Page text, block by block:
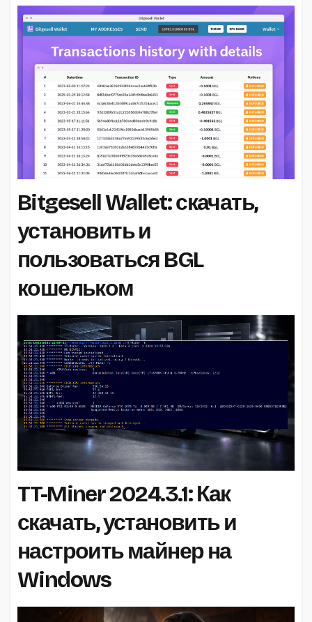
Bitgesell Wallet: скачать,
установить и
пользоваться BGL
кошельком
TT-Miner 2024.3.1: Как
скачать, установить и
настроить майнер на
Windows